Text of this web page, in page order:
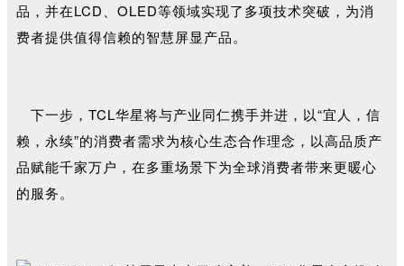
品，并在LCD、OLED等领域实现了多项技术突破，为消
费者提供值得信赖的智慧屏显产品。
下一步，TCL华星将与产业同仁携手并进，以“宜人，信
赖，永续”的消费者需求为核心生态合作理念，以高品质产
品赋能千家万户，在多重场景下为全球消费者带来更暖心
的服务。